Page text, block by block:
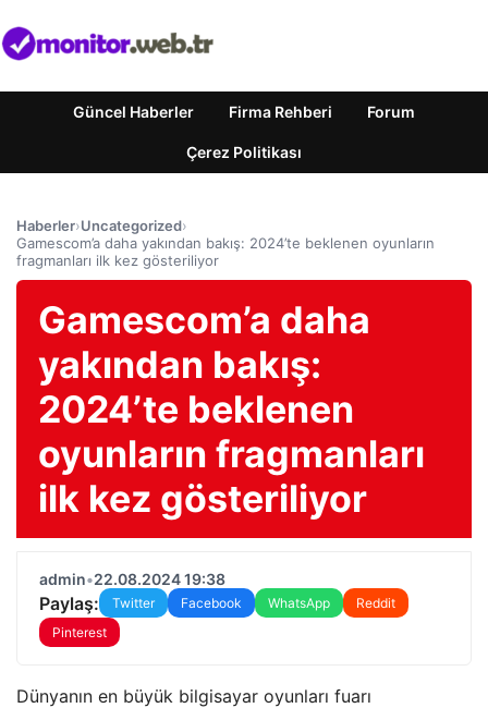
Güncel Haberler Firma Rehberi Forum
Çerez Politikası
Haberler›Uncategorized›
Gamescom’a daha yakından bakış: 2024’te beklenen oyunların
fragmanları ilk kez gösteriliyor
Gamescom’a daha
yakından bakış:
2024’te beklenen
oyunların fragmanları
ilk kez gösteriliyor
admin•22.08.2024 19:38
Paylaş: Twitter Facebook WhatsApp
Reddit
Pinterest
Dünyanın en büyük bilgisayar oyunları fuarı